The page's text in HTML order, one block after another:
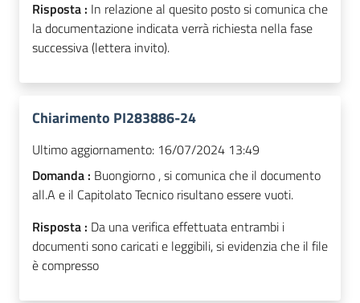
Risposta : In relazione al quesito posto si comunica che
la documentazione indicata verrà richiesta nella fase
successiva (lettera invito).
Chiarimento PI283886-24
Ultimo aggiornamento: 16/07/2024 13:49
Domanda : Buongiorno , si comunica che il documento
all.A e il Capitolato Tecnico risultano essere vuoti.
Risposta : Da una verifica effettuata entrambi i
documenti sono caricati e leggibili, si evidenzia che il file
è compresso